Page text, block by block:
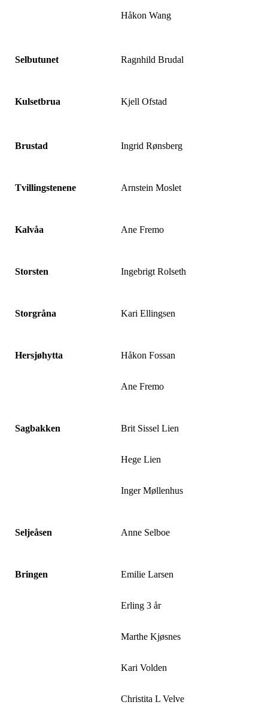
Håkon Wang
Selbutunet Ragnhild Brudal
Kulsetbrua Kjell Ofstad
Brustad Ingrid Rønsberg
Tvillingstenene Arnstein Moslet
Kalvåa Ane Fremo
Storsten Ingebrigt Rolseth
Storgråna Kari Ellingsen
Hersjøhytta Håkon Fossan
Ane Fremo
Sagbakken Brit Sissel Lien
Hege Lien
Inger Møllenhus
Seljeåsen Anne Selboe
Bringen Emilie Larsen
Erling 3 år
Marthe Kjøsnes
Kari Volden
Christita L Velve